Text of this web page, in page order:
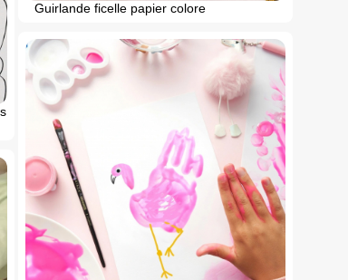
Guirlande ficelle papier colore